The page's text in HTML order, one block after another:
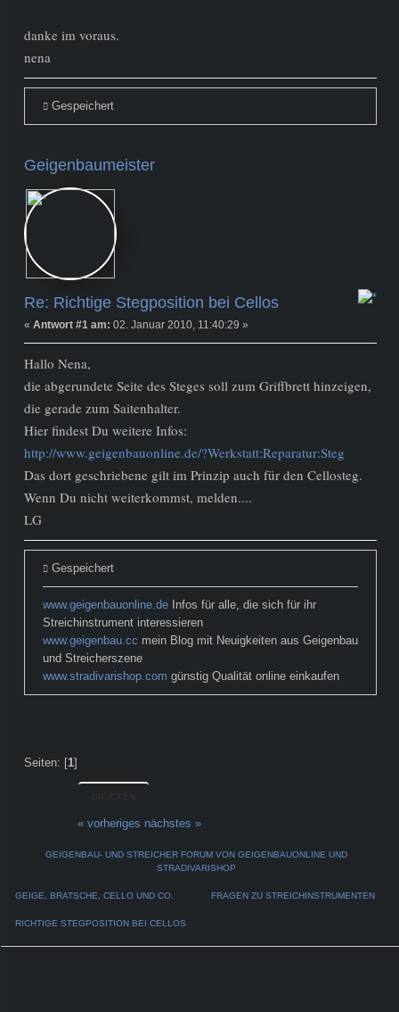
danke im voraus.
nena
Gespeichert
Administrator Beiträge: 216
Geigenbaumeister
Re: Richtige Stegposition bei Cellos
« Antwort #1 am: 02. Januar 2010, 11:40:29 »
Hallo Nena,
die abgerundete Seite des Steges soll zum Griffbrett hinzeigen,
die gerade zum Saitenhalter.
Hier findest Du weitere Infos:
http://www.geigenbauonline.de/?Werkstatt:Reparatur:Steg
Das dort geschriebene gilt im Prinzip auch für den Cellosteg.
Wenn Du nicht weiterkommst, melden....
LG
Gespeichert
www.geigenbauonline.de Infos für alle, die sich für ihr
Streichinstrument interessieren
www.geigenbau.cc mein Blog mit Neuigkeiten aus Geigenbau
und Streicherszene
www.stradivarishop.com günstig Qualität online einkaufen
Seiten: [1]
« vorheriges nächstes »
GEIGENBAU- UND STREICHER FORUM VON GEIGENBAUONLINE UND
STRADIVARISHOP
GEIGE, BRATSCHE, CELLO UND CO. FRAGEN ZU STREICHINSTRUMENTEN
RICHTIGE STEGPOSITION BEI CELLOS